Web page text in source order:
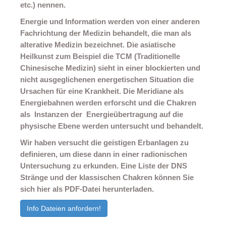
etc.) nennen.
Energie und Information werden von einer anderen
Fachrichtung der Medizin behandelt, die man als
alterative Medizin bezeichnet. Die asiatische
Heilkunst zum Beispiel die TCM (Traditionelle
Chinesische Medizin) sieht in einer blockierten und
nicht ausgeglichenen energetischen Situation die
Ursachen für eine Krankheit. Die Meridiane als
Energiebahnen werden erforscht und die Chakren
als Instanzen der Energieübertragung auf die
physische Ebene werden untersucht und behandelt.
Wir haben versucht die geistigen Erbanlagen zu
definieren, um diese dann in einer radionischen
Untersuchung zu erkunden. Eine Liste der DNS
Stränge und der klassischen Chakren können Sie
sich hier als PDF-Datei herunterladen.
Info Dateien anfordern!